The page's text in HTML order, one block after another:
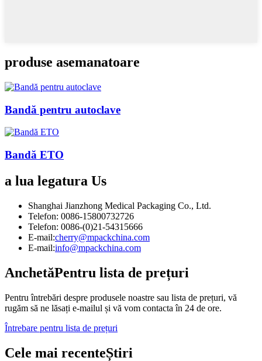
produse asemanatoare
Bandă pentru autoclave
Bandă ETO
a lua legatura Us
Shanghai Jianzhong Medical Packaging Co., Ltd.
Telefon: 0086-15800732726
Telefon: 0086-(0)21-54315666
E-mail:cherry@mpackchina.com
E-mail:info@mpackchina.com
AnchetăPentru lista de prețuri
Pentru întrebări despre produsele noastre sau lista de prețuri, vă
rugăm să ne lăsați e-mailul și vă vom contacta în 24 de ore.
Întrebare pentru lista de prețuri
Cele mai recenteȘtiri